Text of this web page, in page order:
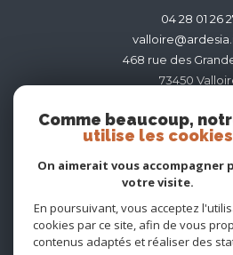
04 28 01 26
468 rue des
73450
Comme beaucoup,
utilise les cookies
On aimerait vous accompagner
votre visite.
En poursuivant, vous acceptez
cookies par ce site, afin de vous
contenus adaptés et réaliser des